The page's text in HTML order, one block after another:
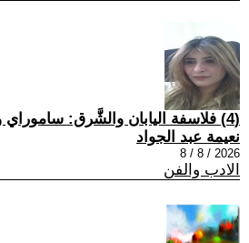
(4) فلاسفة اليابان والشَّرق: ساموراي ومماليك
نعيمة عبد الجواد
2026 / 8 / 8
الادب والفن